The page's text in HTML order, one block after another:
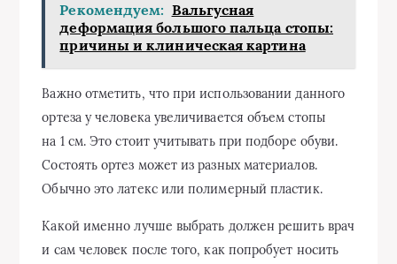
Рекомендуем: Вальгусная
деформация большого пальца стопы:
причины и клиническая картина
Важно отметить, что при использовании данного
ортеза у человека увеличивается объем стопы
на 1 см. Это стоит учитывать при подборе обуви.
Состоять ортез может из разных материалов.
Обычно это латекс или полимерный пластик.
Какой именно лучше выбрать должен решить врач
и сам человек после того, как попробует носить